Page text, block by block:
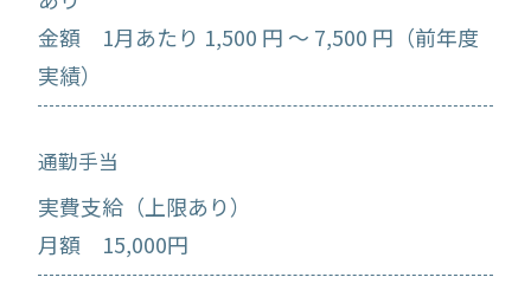
金額 1月あたり 1,500 円 ～ 7,500 円（前年度
実績）
通勤手当
実費支給（上限あり）
月額 15,000円